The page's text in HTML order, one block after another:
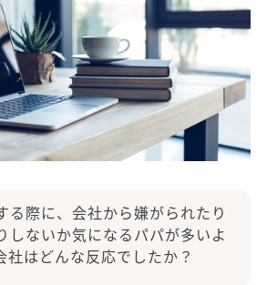
る際に、会社から嫌がられたり
しないか気になるパパが多いよ
社はどんな反応でしたか？